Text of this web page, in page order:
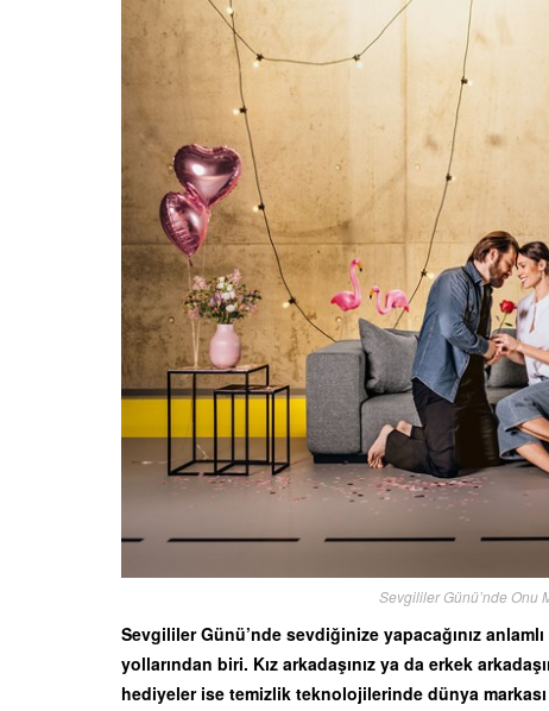
Sevgililer Günü’nde Onu
Sevgililer Günü’nde sevdiğinize yapacağınız
yollarından biri. Kız arkadaşınız ya da erkek
hediyeler ise temizlik teknolojilerinde dünya markası